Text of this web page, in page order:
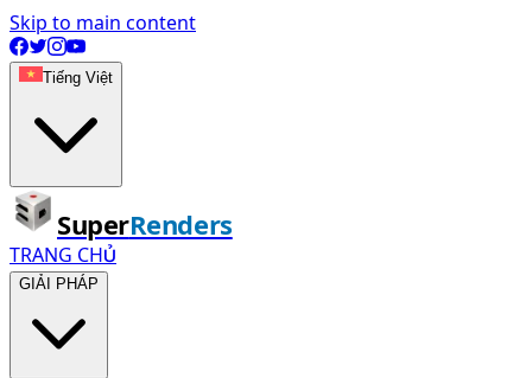
Skip to main content
Tiếng Việt
SuperRenders
TRANG CHỦ
GIẢI PHÁP